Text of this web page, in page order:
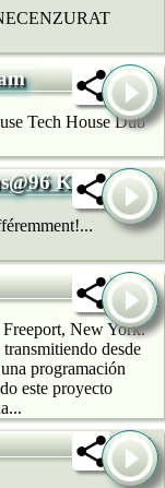
Tech House Dub
Kb/s
New York.
desde
programación
este proyecto